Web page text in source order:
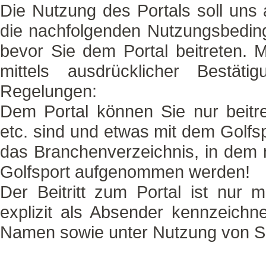
Die Nutzung des Portals soll
die nachfolgenden
bevor Sie dem Portal beitreten.
mittels ausdrücklicher
Regelungen:
Dem Portal können Sie nur
etc. sind und etwas mit dem
das Branchenverzeichnis, in
Golfsport aufgenommen werden!
Der Beitritt zum Portal ist nur
explizit als Absender
Namen sowie unter Nutzung von